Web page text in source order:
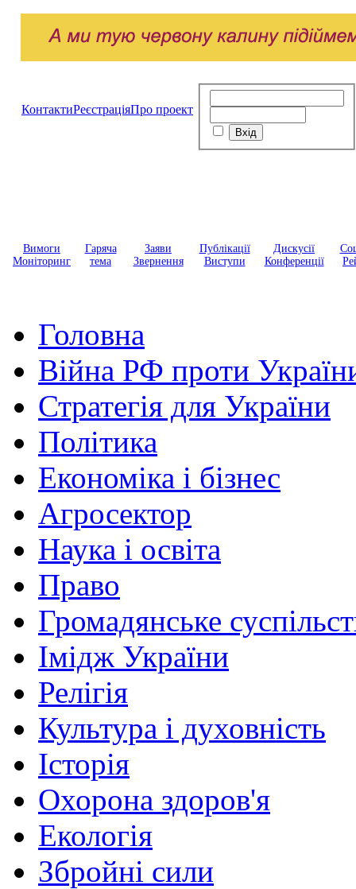
КонтактиРеєстраціяПро проект
Вимоги
Моніторинг
Гаряча
тема
Заяви
Звернення
Публікації
Виступи
Дискусії
Конференції
Головна
Війна РФ проти
Стратегія для України
Політика
Економіка і бізнес
Агросектор
Наука і освіта
Право
Громадянське
Імідж України
Релігія
Культура і духовність
Історія
Охорона здоров'я
Екологія
Збройні сили